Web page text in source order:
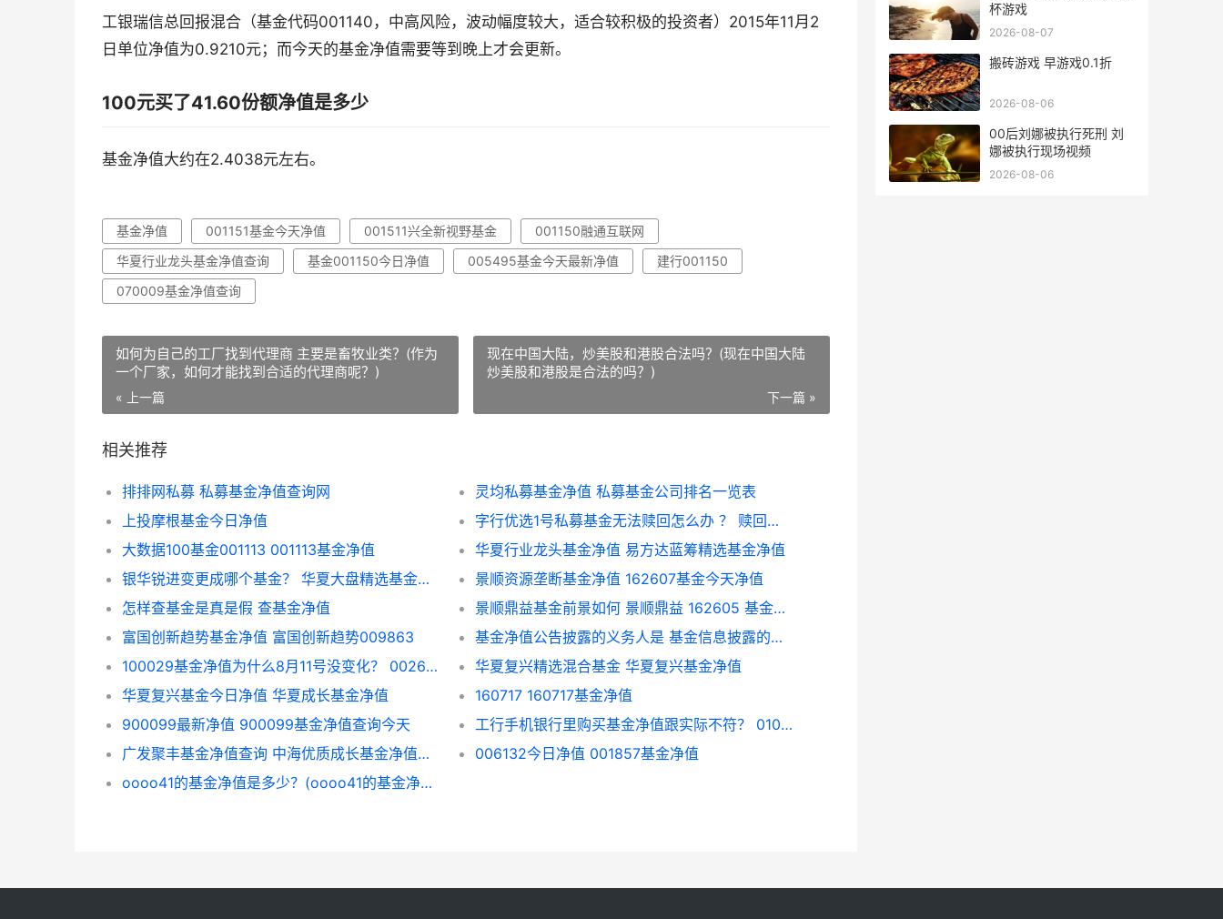
工银瑞信总回报混合（基金代码001140，中高风险，波动幅度较大，适合较积极的投资者）2015年11月2
日单位净值为0.9210元；而今天的基金净值需要等到晚上才会更新。
100元买了41.60份额净值是多少
基金净值大约在2.4038元左右。
基金净值 001151基金今天净值 001511兴全新视野基金
001150融通互联网
华夏行业龙头基金净值查询
基金001150今日净值 005495基金今天最新净值
建行001150
070009基金净值查询
如何为自己的工厂找到代理商 主要是畜牧业类？(作为
一个厂家，如何才能找到合适的代理商呢？)
« 上一篇
现在中国大陆，炒美股和港股合法吗？(现在中国大陆
炒美股和港股是合法的吗？)
下一篇 »
相关推荐
排排网私募 私募基金净值查询网
灵均私募基金净值 私募基金公司排名一览表
上投摩根基金今日净值
字行优选1号私募基金无法赎回怎么办 ？ 赎回基金净值按哪天算
大数据100基金001113 001113基金净值
华夏行业龙头基金净值 易方达蓝筹精选基金净值
银华锐进变更成哪个基金？ 华夏大盘精选基金净值
景顺资源垄断基金净值 162607基金今天净值
怎样查基金是真是假 查基金净值
景顺鼎益基金前景如何 景顺鼎益 162605 基金净值
富国创新趋势基金净值 富国创新趋势009863
基金净值公告披露的义务人是 基金信息披露的义务人
100029基金净值为什么8月11号没变化？ 002692基金净值查询今日
华夏复兴精选混合基金 华夏复兴基金净值
华夏复兴基金今日净值 华夏成长基金净值
160717 160717基金净值
900099最新净值 900099基金净值查询今天
工行手机银行里购买基金净值跟实际不符？ 010826大成
广发聚丰基金净值查询 中海优质成长基金净值查询
006132今日净值 001857基金净值
oooo41的基金净值是多少？(oooo41的基金净值是多少)
杯游戏
2026-08-07
搬砖游戏 早游戏0.1折
2026-08-06
00后刘娜被执行死刑 刘
娜被执行现场视频
2026-08-06